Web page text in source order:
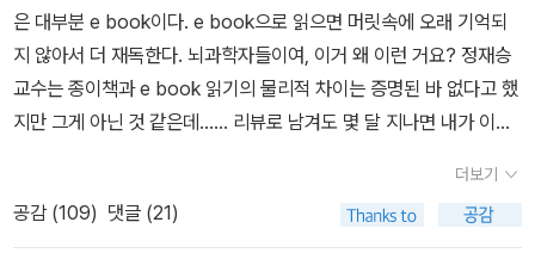
서 시대 전체의 역사를 꿰어 낸 기념비적 저작! 성차별과 인종주의, 그
리고 파시즘이 맺고 있는 관계에 대한 치열한 탐구이자 ‘도대체 정체
성이란 무엇인가?’라는 풀기 어려운 문제에 대한 하나의 흥미로운 대
답 _옮긴이의 말 중에서 홀로코스트 생존자였던 아버지의 역사를 되
짚는 과정에서 저자를 끌어당긴 것은 유럽의 ‘성별화된’ 기독교적 반
유대주의였다. 1922년 나치 독일의 대변자였던 한스 블뤼허, 나치의
보았다. '그게 여자로 살아가는 가장 큰 장점 중 하나 아니겠니.' 아버
지가 말했다. '하긴 너는 여자의 어려움에 대해서 쓰지. 나한테는 유리
한 점만 보이는구만!' (p83) 성별을 바꿀 때 그 결심을 할 때, 나와 다
른 성별에 대해 어떤 관점을 가지고 선택을 하게 되는 것인지 늘 궁금
지만, 사실 성별이 다르다는 것은 이 사회에서 생물학적인 구분으로
졌다. 이는 누구나 알고 있는 악마의 도상학적 징후이다. (35쪽) ​​필립
로스는 폴란드계 유대인이다. 나는 로스를 좋아하고, 그래서 그런 거
지 어쩐지 모르겠지만, 그의 외모도 멋있다고 생각한다. 내가 좋아하
는 로스의 사진은 이러하고, 또 이러하다. ​​유대인의 '코'를 이야기하려
면, 바버라 스트라이샌드를 빼놓을 수 없겠는데, 처음 봤을 그때부터
지금까지 한결같다. 평생 성형 수술을 권유받았던 당대 최고의 스타.
더보기
공감 (109) 댓글 (21)